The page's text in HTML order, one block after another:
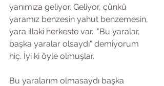
yanımıza geliyor. Geliyor, çünkü
yaramız benzesin yahut benzemesin,
yara illaki herkeste var.. "Bu yaralar,
başka yaralar olsaydı" demiyorum
hiç. İyi ki öyle olmuşlar.
Bu yaralarım olmasaydı başka